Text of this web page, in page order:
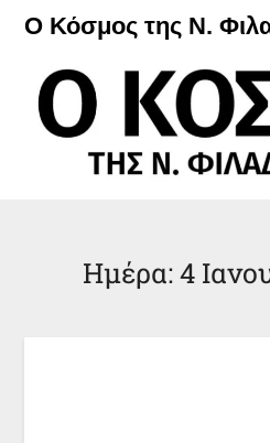
Μετάβαση
περιεχόμενο
Ο Κόσμος της Ν.
Ημέρα:4